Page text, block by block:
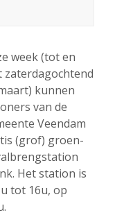
week (tot en
zaterdagochtend
kunnen
van de
Veendam
(grof) groen-
Het station is
tot 16u, op